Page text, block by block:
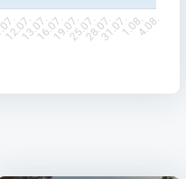
12.07.13.07.16.07.19.07.25.07.28.07.31.07.1.08.4.08.